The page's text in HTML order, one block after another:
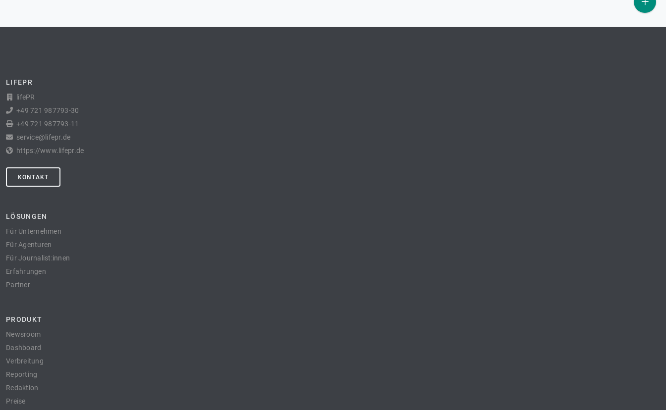
LIFEPR
lifePR
+49 721 987793-30
+49 721 987793-11
service@lifepr.de
https://www.lifepr.de
KONTAKT
LÖSUNGEN
Für Unternehmen
Für Agenturen
Für Journalist:innen
Erfahrungen
Partner
PRODUKT
Newsroom
Dashboard
Verbreitung
Reporting
Redaktion
Preise